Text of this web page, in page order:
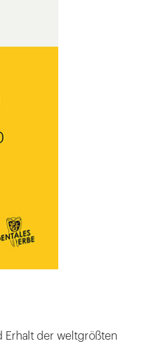
Erhalt der weltgrößten